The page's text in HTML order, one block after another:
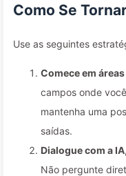
Como Se
Use as seguintes
Comece em
campos onde
mantenha uma
saídas.
Dialogue com a
Não pergunte